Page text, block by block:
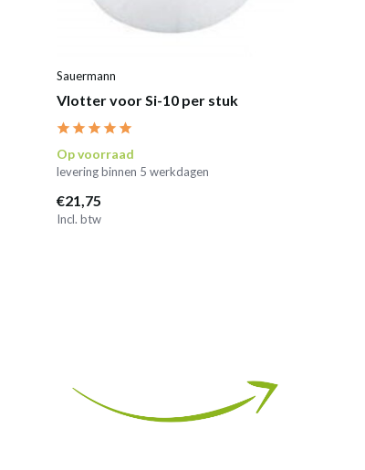
Sauermann
Vlotter voor Si-10 per stuk
Op voorraad
levering binnen 5 werkdagen
€21,75
Incl. btw